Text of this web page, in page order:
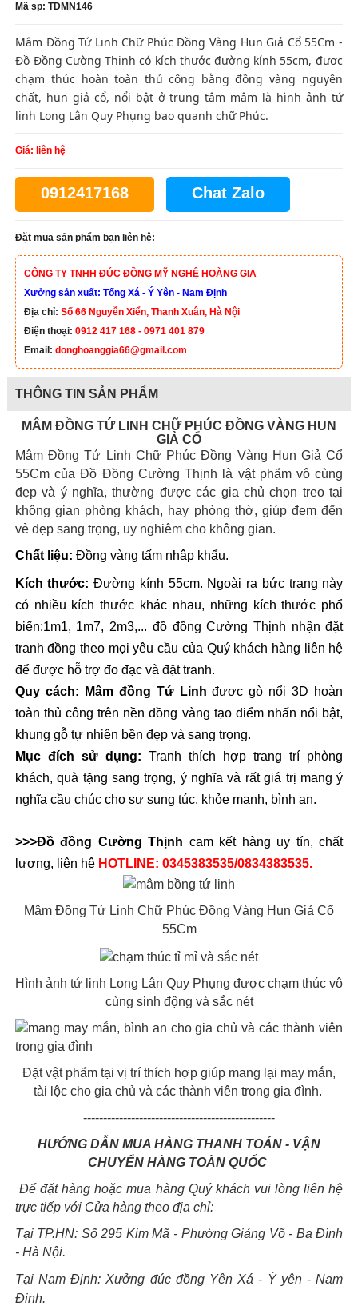
Mã sp: TDMN146
Mâm Đồng Tứ Linh Chữ Phúc Đồng Vàng Hun Giả Cổ 55Cm -
Đồ Đồng Cường Thịnh có kích thước đường kính 55cm, được
chạm thúc hoàn toàn thủ công bằng đồng vàng nguyên
chất, hun giả cổ, nổi bật ở trung tâm mâm là hình ảnh tứ
linh Long Lân Quy Phụng bao quanh chữ Phúc.
Giá: liên hệ
0912417168 Chat Zalo
Đặt mua sản phẩm bạn liên hệ:
CÔNG TY TNHH ĐÚC ĐỒNG MỸ NGHỆ HOÀNG GIA
Xưởng sản xuất: Tống Xá - Ý Yên - Nam Định
Địa chỉ:Số 66 Nguyễn Xiển, Thanh Xuân, Hà Nội
Điện thoại:0912 417 168 - 0971 401 879
Email:donghoanggia66@gmail.com
THÔNG TIN SẢN PHẨM
MÂM ĐỒNG TỨ LINH CHỮ PHÚC ĐỒNG VÀNG HUN
GIẢ CỔ
Mâm Đồng Tứ Linh Chữ Phúc Đồng Vàng Hun Giả Cổ
55Cm của Đồ Đồng Cường Thịnh là vật phẩm vô cùng
đẹp và ý nghĩa, thường được các gia chủ chọn treo tại
không gian phòng khách, hay phòng thờ, giúp đem đến
vẻ đẹp sang trọng, uy nghiêm cho không gian.
Chất liệu: Đồng vàng tấm nhập khẩu.
Kích thước: Đường kính 55cm. Ngoài ra bức trang này
có nhiều kích thước khác nhau, những kích thước phổ
biến:1m1, 1m7, 2m3,... đồ đồng Cường Thịnh nhận đặt
tranh đồng theo mọi yêu cầu của Quý khách hàng liên hệ
để được hỗ trợ đo đạc và đặt tranh.
Quy cách:
Mâm đồng Tứ Linh được gò nổi 3D hoàn
toàn thủ công trên nền đồng vàng tạo điểm nhấn nổi bật,
khung gỗ tự nhiên bền đẹp và sang trọng.
Mục đích sử dụng: Tranh thích hợp trang trí phòng
khách, quà tặng sang trọng, ý nghĩa và rất giá trị mang ý
nghĩa cầu chúc cho sự sung túc, khỏe mạnh, bình an.
>>>Đồ đồng Cường Thịnh cam kết hàng uy tín, chất
lượng, liên hệ HOTLINE: 0345383535/0834383535.
Mâm Đồng Tứ Linh Chữ Phúc Đồng Vàng Hun Giả Cổ
55Cm
Hình ảnh tứ linh Long Lân Quy Phụng được chạm thúc vô
cùng sinh động và sắc nét
Đặt vật phẩm tại vị trí thích hợp giúp mang lại may mắn,
tài lộc cho gia chủ và các thành viên trong gia đình.
------------------------------------------------
HƯỚNG DẪN MUA HÀNG THANH TOÁN - VẬN
CHUYỂN HÀNG TOÀN QUỐC
Để đặt hàng hoặc mua hàng Quý khách vui lòng liên hệ
trực tiếp với Cửa hàng theo địa chỉ:
Tại TP.HN: Số 295 Kim Mã - Phường Giảng Võ - Ba Đình
- Hà Nội.
Tại Nam Định: Xưởng đúc đồng Yên Xá - Ý yên - Nam
Định.